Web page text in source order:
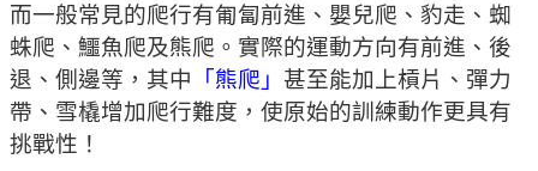
而一般常見的爬行有匍匐前進、嬰兒爬、豹走、蜘
蛛爬、鱷魚爬及熊爬。實際的運動方向有前進、後
退、側邊等，其中 「熊爬」 甚至能加上槓片、彈力
帶、雪橇增加爬行難度，使原始的訓練動作更具有
挑戰性！